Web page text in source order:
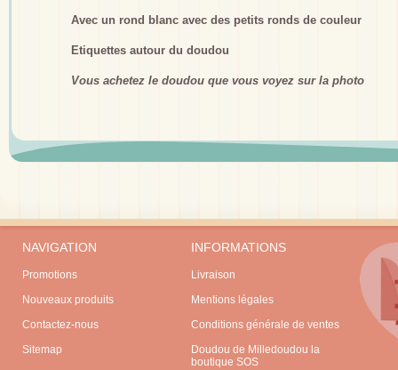
Avec un rond blanc avec des petits ronds de couleur
Etiquettes autour du doudou
Vous achetez le doudou que vous voyez sur la photo
NAVIGATION
Promotions
Nouveaux produits
Contactez-nous
Sitemap
INFORMATIONS
Livraison
Mentions légales
Conditions générale de ventes
Doudou de Milledoudou la
boutique SOS